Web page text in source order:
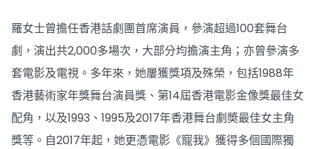
羅女士曾擔任香港話劇團首席演員，參演超過100套舞台
劇，演出共2,000多場次，大部分均擔演主角；亦曾參演多
套電影及電視。多年來，她屢獲獎項及殊榮，包括1988年
香港藝術家年獎舞台演員獎、第14屆香港電影金像獎最佳女
配角，以及1993、1995及2017年香港舞台劇奬最佳女主角
獎等。自2017年起，她更憑電影《寵我》獲得多個國際獨